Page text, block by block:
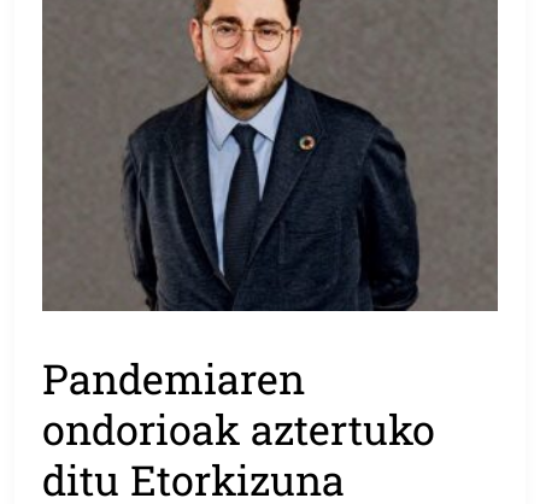
Pandemiaren
ondorioak aztertuko
ditu Etorkizuna